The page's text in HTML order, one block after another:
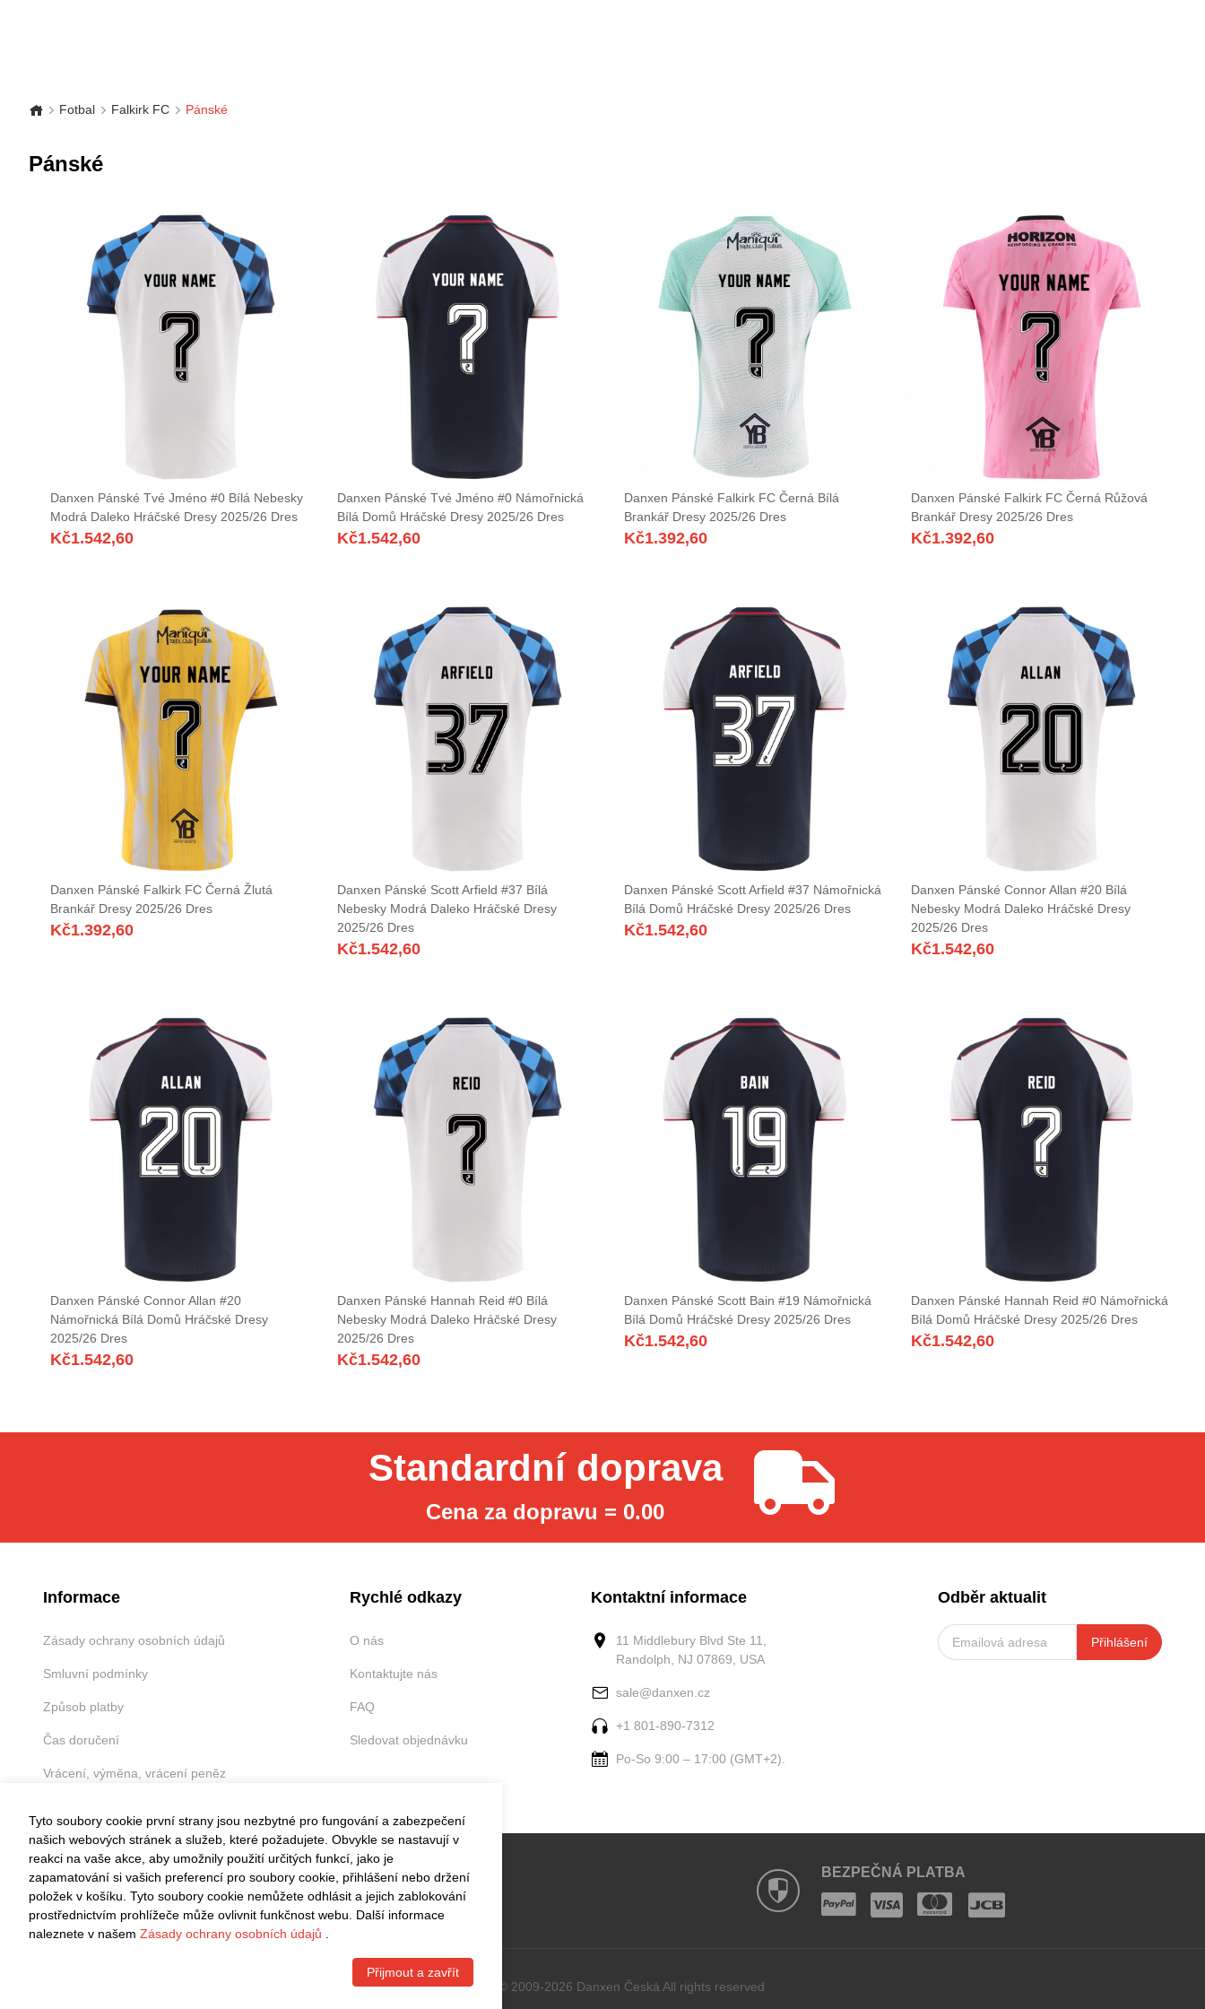
Fotbal Falkirk FC Pánské
Pánské
Danxen Pánské Tvé Jméno #0 Bílá Nebesky
Modrá Daleko Hráčské Dresy 2025/26 Dres
Kč1.542,60
Danxen Pánské Tvé Jméno #0 Námořnická
Bílá Domů Hráčské Dresy 2025/26 Dres
Kč1.542,60
Danxen Pánské Falkirk FC Černá Bílá
Brankář Dresy 2025/26 Dres
Kč1.392,60
Danxen Pánské Falkirk FC Černá Růžová
Brankář Dresy 2025/26 Dres
Kč1.392,60
Danxen Pánské Falkirk FC Černá Žlutá
Brankář Dresy 2025/26 Dres
Kč1.392,60
Danxen Pánské Scott Arfield #37 Bílá
Nebesky Modrá Daleko Hráčské Dresy
2025/26 Dres
Kč1.542,60
Danxen Pánské Scott Arfield #37 Námořnická
Bílá Domů Hráčské Dresy 2025/26 Dres
Kč1.542,60
Danxen Pánské Connor Allan #20 Bílá
Nebesky Modrá Daleko Hráčské Dresy
2025/26 Dres
Kč1.542,60
Danxen Pánské Connor Allan #20
Námořnická Bílá Domů Hráčské Dresy
2025/26 Dres
Kč1.542,60
Danxen Pánské Hannah Reid #0 Bílá
Nebesky Modrá Daleko Hráčské Dresy
2025/26 Dres
Kč1.542,60
Danxen Pánské Scott Bain #19 Námořnická
Bílá Domů Hráčské Dresy 2025/26 Dres
Kč1.542,60
Danxen Pánské Hannah Reid #0 Námořnická
Bílá Domů Hráčské Dresy 2025/26 Dres
Kč1.542,60
Standardní doprava
Cena za dopravu = 0.00
Informace
Zásady ochrany osobních údajů
Smluvní podmínky
Způsob platby
Čas doručení
Vrácení, výměna, vrácení peněz
Rychlé odkazy
O nás
Kontaktujte nás
FAQ
Sledovat objednávku
Kontaktní informace
11 Middlebury Blvd Ste 11,
Randolph, NJ 07869, USA
sale@danxen.cz
+1 801-890-7312
Po-So 9:00 – 17:00 (GMT+2).
Odběr aktualit
Přihlášení
VRÁCENÍ ZDARMA
Snadné vrácení do 30 dnů
BEZPEČNÁ PLATBA
Copyright © 2009-2026 Danxen Česká All rights reserved
Tyto soubory cookie první strany jsou nezbytné pro fungování a zabezpečení
našich webových stránek a služeb, které požadujete. Obvykle se nastavují v
reakci na vaše akce, aby umožnily použití určitých funkcí, jako je
zapamatování si vašich preferencí pro soubory cookie, přihlášení nebo držení
položek v košíku. Tyto soubory cookie nemůžete odhlásit a jejich zablokování
prostřednictvím prohlížeče může ovlivnit funkčnost webu. Další informace
naleznete v našem Zásady ochrany osobních údajů
Přijmout a zavřít